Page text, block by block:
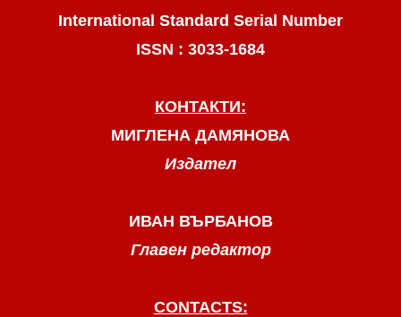
International Standard Serial Number
ISSN : 3033-1684
КОНТАКТИ:
МИГЛЕНА ДАМЯНОВА
Издател
ИВАН ВЪРБАНОВ
Главен редактор
CONTACTS: